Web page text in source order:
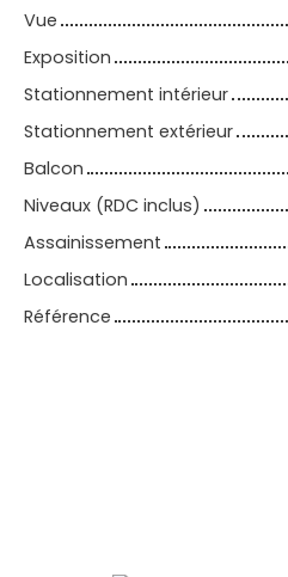
Vue
Exposition
Stationnement intérieur
Stationnement extérieur
Balcon
Niveaux (RDC inclus)
Assainissement
Localisation
Référence